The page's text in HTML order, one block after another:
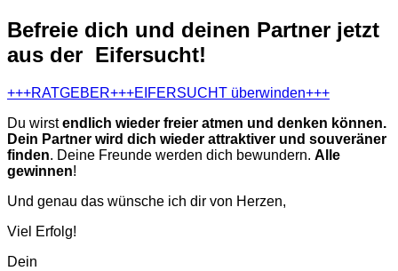
Befreie dich und deinen Partner jetzt
aus der Eifersucht!
+++RATGEBER+++EIFERSUCHT überwinden+++
Du wirstendlich wieder freier atmen und denken können.
Dein Partner wird dich wieder attraktiver und souveräner
finden. Deine Freunde werden dich bewundern. Alle
gewinnen!
Und genau das wünsche ich dir von Herzen,
Viel Erfolg!
Dein